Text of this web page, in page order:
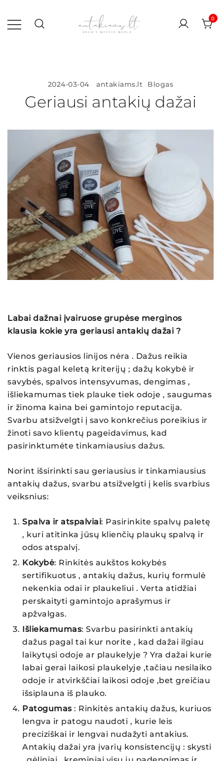
to
content
0
2024-03-04 antakiams.lt Blogas
Geriausi antakių dažai
Labai dažnai įvairuose grupėse merginos
klausia kokie yra geriausi antakių dažai ?
Vienos geriausios linijos nėra . Dažus reikia
rinktis pagal keletą kriterijų ; dažų kokybė ir
savybės, spalvos intensyvumas, dengimas ,
išliekamumas tiek plauke tiek odoje , saugumas
ir žinoma kaina bei gamintojo reputacija.
Svarbu atsižvelgti į savo konkrečius poreikius ir
žinoti savo klientų pageidavimus, kad
pasirinktumėte tinkamiausius dažus.
Norint išsirinkti sau geriausius ir tinkamiausius
antakių dažus, svarbu atsižvelgti į kelis svarbius
veiksnius:
Spalva ir atspalviai: Pasirinkite spalvų paletę
, kuri atitinka jūsų klienčių plaukų spalvą ir
odos atspalvį.
Kokybė: Rinkitės aukštos kokybės
sertifikuotus , antakių dažus, kurių formulė
nekenkia odai ir plaukeliui . Verta atidžiai
perskaityti gamintojo aprašymus ir
apžvalgas.
Išliekamumas: Svarbu pasirinkti antakių
dažus pagal tai kur norite , kad dažai ilgiau
laikytųsi odoje ar plaukelyje ? Yra dažai kurie
labai gerai laikosi plaukelyje ,tačiau nesilaiko
odoje ir atvirkščiai laikosi odoje ,bet greičiau
išsiplauna iš plauko.
Patogumas: Rinkitės antakių dažus, kuriuos
lengva ir patogu naudoti , kurie leis
preciziškai ir lengvai nudažyti antakius.
Antakių dažai yra įvarių konsistencijų : skysti